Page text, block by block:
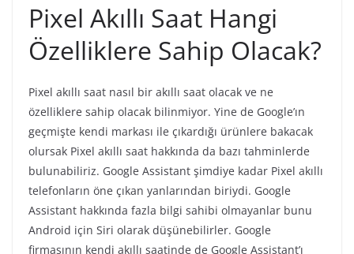
Pixel Akıllı Saat Hangi
Özelliklere Sahip Olacak?
Pixel akıllı saat nasıl bir akıllı saat olacak ve ne
özelliklere sahip olacak bilinmiyor. Yine de Google’ın
geçmişte kendi markası ile çıkardığı ürünlere bakacak
olursak Pixel akıllı saat hakkında da bazı tahminlerde
bulunabiliriz. Google Assistant şimdiye kadar Pixel akıllı
telefonların öne çıkan yanlarından biriydi. Google
Assistant hakkında fazla bilgi sahibi olmayanlar bunu
Android için Siri olarak düşünebilirler. Google
firmasının kendi akıllı saatinde de Google Assistant’ı